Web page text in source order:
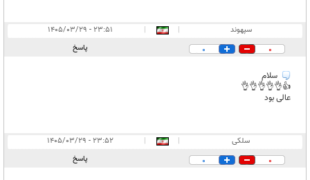
سپهوند |
|
۲۳:۵۱ - ۱۴۰۵/۰۳/۲۹
0
0 پاسخ
سلام
👍👌👌👌👌👌
عالی بود
سلکی |
|
۲۳:۵۲ - ۱۴۰۵/۰۳/۲۹
0
0 پاسخ